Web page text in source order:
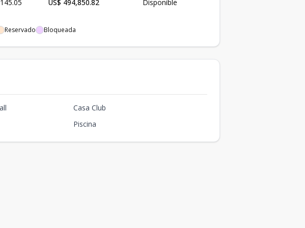
145.05 US$ 494,850.82 Disponible
Reservado Bloqueada
Casa Club
Piscina